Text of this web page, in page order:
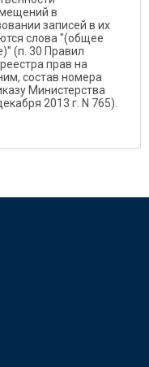
в
записей в их
слова "(общее
(п. 30 Правил
прав на
состав номера
Министерства
2013 г. N 765).